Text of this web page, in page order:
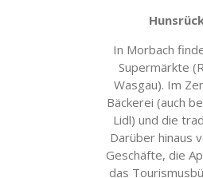
In Morbach
Supermärkte
Wasgau). Im
Bäckerei (auch
Lidl) und die
Darüber hinaus
Geschäfte, die
das